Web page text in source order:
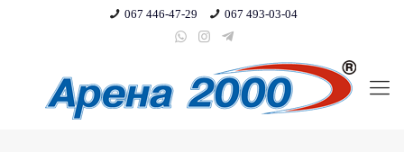
067 446-47-29 067 493-03-04